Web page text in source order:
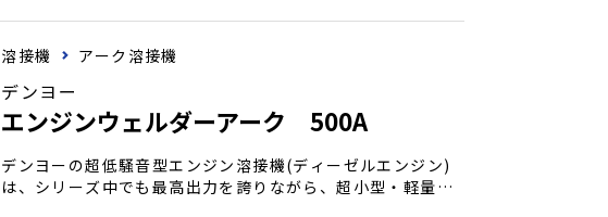
溶接機 アーク溶接機
デンヨー
エンジンウェルダーアーク 500A
デンヨーの超低騒音型エンジン溶接機(ディーゼルエンジン)
は、シリーズ中でも最高出力を誇りながら、超小型・軽量・